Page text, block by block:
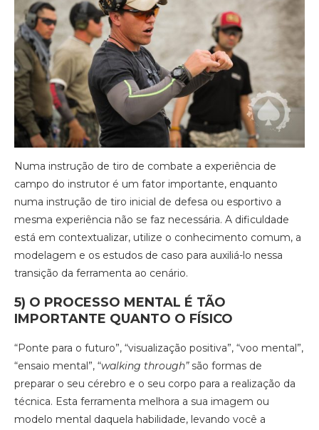
Numa instrução de tiro de combate a experiência de
campo do instrutor é um fator importante, enquanto
numa instrução de tiro inicial de defesa ou esportivo a
mesma experiência não se faz necessária. A dificuldade
está em contextualizar, utilize o conhecimento comum, a
modelagem e os estudos de caso para auxiliá-lo nessa
transição da ferramenta ao cenário.
5) O PROCESSO MENTAL É TÃO
IMPORTANTE QUANTO O FÍSICO
“Ponte para o futuro”, “visualização positiva”, “voo mental”,
“ensaio mental”, “walking through”são formas de
preparar o seu cérebro e o seu corpo para a realização da
técnica. Esta ferramenta melhora a sua imagem ou
modelo mental daquela habilidade, levando você a